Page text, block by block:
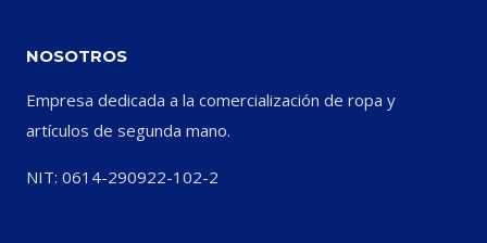
NOSOTROS
Empresa dedicada a la comercialización de ropa y
artículos de segunda mano.
NIT: 0614-290922-102-2